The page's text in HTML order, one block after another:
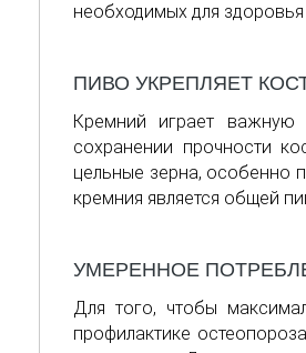
необходимых для здоровья
ПИВО УКРЕПЛЯЕТ
Кремний играет
сохранении прочности
цельные зерна, особенно
кремния является общей
УМЕРЕННОЕ
Для того, чтобы
профилактике